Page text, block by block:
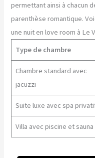
permettant ainsi à chacun
parenthèse romantique.
une nuit en love room à Le
Type de chambre
Chambre standard avec
jacuzzi
Suite luxe avec spa
Villa avec piscine et sauna